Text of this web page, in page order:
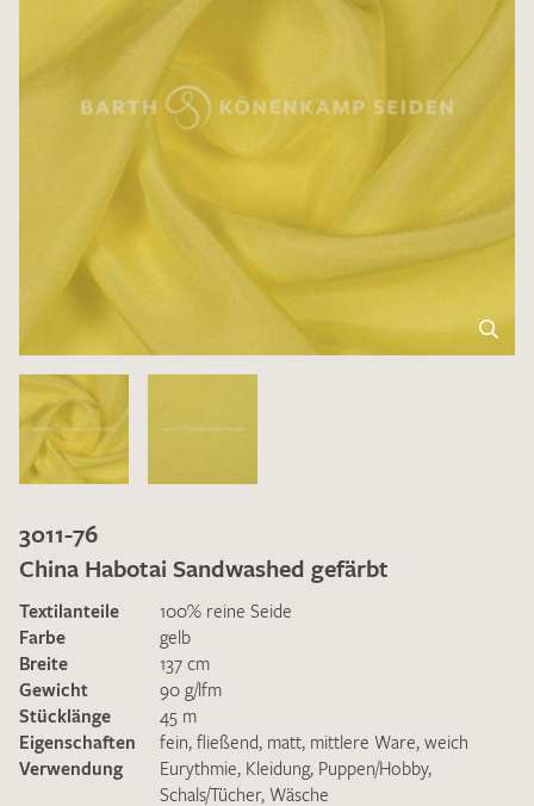
Ich bin damit einverstanden, dass meine angegebenen Daten
zur Beantwortung meiner Musteranfrage genutzt werden.
DieDatenschutzbestimmungenhabe ich zur Kenntnis
genommen und akzeptiere diese.
3011-76
China Habotai Sandwashed gefärbt
Textilanteile
100% reine Seide
Farbe
gelb
Breite
137 cm
Gewicht
90 g/lfm
Stücklänge
45 m
Eigenschaften
fein, fließend, matt, mittlere Ware, weich
Verwendung
Eurythmie, Kleidung, Puppen/Hobby,
Schals/Tücher, Wäsche